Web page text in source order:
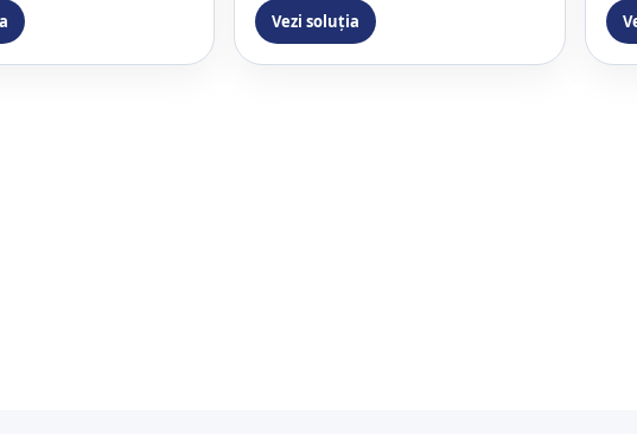
Vezi soluția